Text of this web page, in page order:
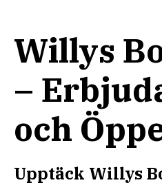
Willys
–
och
Upptäck Willys